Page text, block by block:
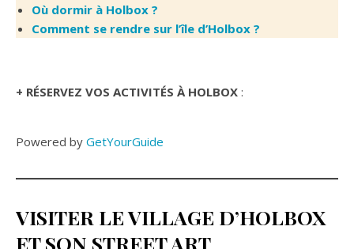
Où dormir à Holbox ?
Comment se rendre sur l’île d’Holbox ?
+ RÉSERVEZ VOS ACTIVITÉS À HOLBOX :
Powered by GetYourGuide
VISITER LE VILLAGE D’HOLBOX
ET SON STREET ART